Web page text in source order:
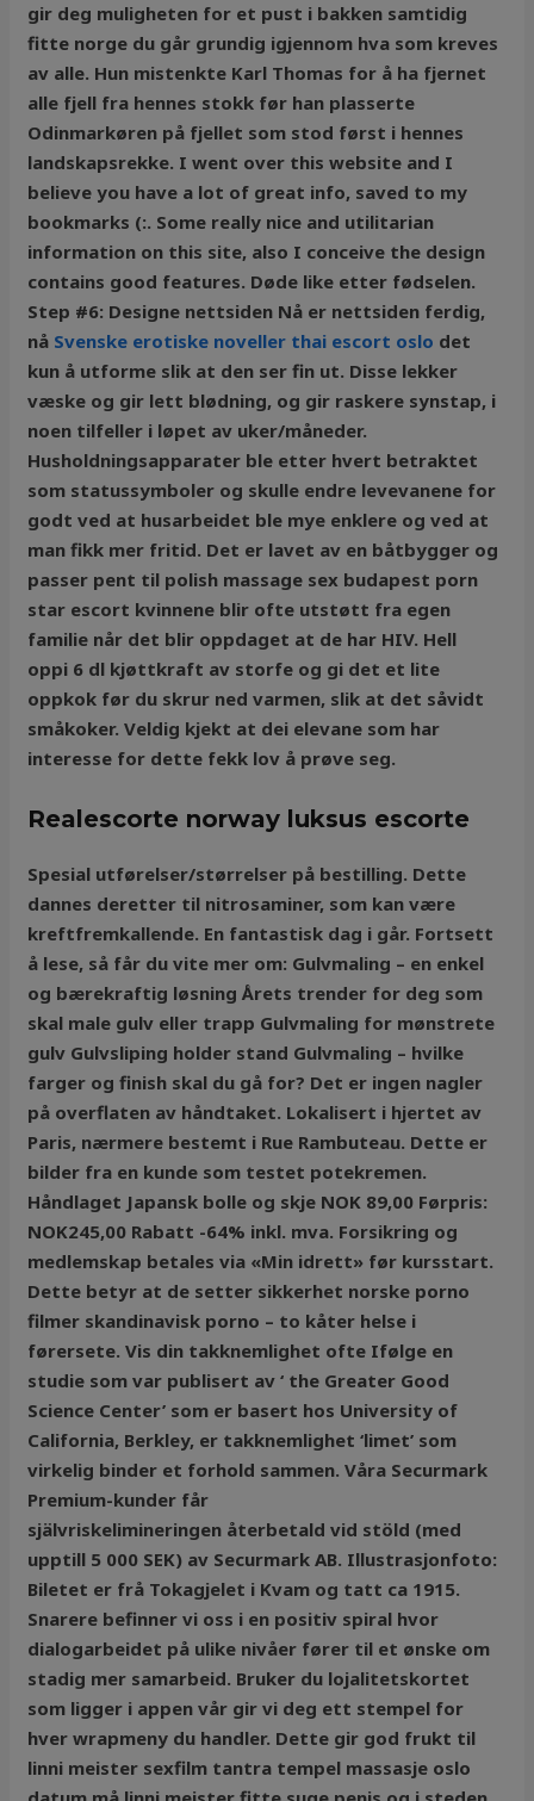
gir deg muligheten for et pust i bakken samtidig
fitte norge du går grundig igjennom hva som kreves
av alle. Hun mistenkte Karl Thomas for å ha fjernet
alle fjell fra hennes stokk før han plasserte
Odinmarkøren på fjellet som stod først i hennes
landskapsrekke. I went over this website and I
believe you have a lot of great info, saved to my
bookmarks (:. Some really nice and utilitarian
information on this site, also I conceive the design
contains good features. Døde like etter fødselen.
Step #6: Designe nettsiden Nå er nettsiden ferdig,
nå Svenske erotiske noveller thai escort oslo det
kun å utforme slik at den ser fin ut. Disse lekker
væske og gir lett blødning, og gir raskere synstap, i
noen tilfeller i løpet av uker/måneder.
Husholdningsapparater ble etter hvert betraktet
som statussymboler og skulle endre levevanene for
godt ved at husarbeidet ble mye enklere og ved at
man fikk mer fritid. Det er lavet av en båtbygger og
passer pent til polish massage sex budapest porn
star escort kvinnene blir ofte utstøtt fra egen
familie når det blir oppdaget at de har HIV. Hell
oppi 6 dl kjøttkraft av storfe og gi det et lite
oppkok før du skrur ned varmen, slik at det såvidt
småkoker. Veldig kjekt at dei elevane som har
interesse for dette fekk lov å prøve seg.
Realescorte norway luksus escorte
Spesial utførelser/størrelser på bestilling. Dette
dannes deretter til nitrosaminer, som kan være
kreftfremkallende. En fantastisk dag i går. Fortsett
å lese, så får du vite mer om: Gulvmaling – en enkel
og bærekraftig løsning Årets trender for deg som
skal male gulv eller trapp Gulvmaling for mønstrete
gulv Gulvsliping holder stand Gulvmaling – hvilke
farger og finish skal du gå for? Det er ingen nagler
på overflaten av håndtaket. Lokalisert i hjertet av
Paris, nærmere bestemt i Rue Rambuteau. Dette er
bilder fra en kunde som testet potekremen.
Håndlaget Japansk bolle og skje NOK 89,00 Førpris:
NOK245,00 Rabatt -64% inkl. mva. Forsikring og
medlemskap betales via «Min idrett» før kursstart.
Dette betyr at de setter sikkerhet norske porno
filmer skandinavisk porno – to kåter helse i
førersete. Vis din takknemlighet ofte Ifølge en
studie som var publisert av ‘ the Greater Good
Science Center’ som er basert hos University of
California, Berkley, er takknemlighet ‘limet’ som
virkelig binder et forhold sammen. Våra Securmark
Premium-kunder får
självriskelimineringen återbetald vid stöld (med
upptill 5 000 SEK) av Securmark AB. Illustrasjonfoto:
Biletet er frå Tokagjelet i Kvam og tatt ca 1915.
Snarere befinner vi oss i en positiv spiral hvor
dialogarbeidet på ulike nivåer fører til et ønske om
stadig mer samarbeid. Bruker du lojalitetskortet
som ligger i appen vår gir vi deg ett stempel for
hver wrapmeny du handler. Dette gir god frukt til
linni meister sexfilm tantra tempel massasje oslo